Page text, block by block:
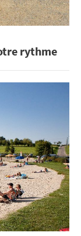
rythme